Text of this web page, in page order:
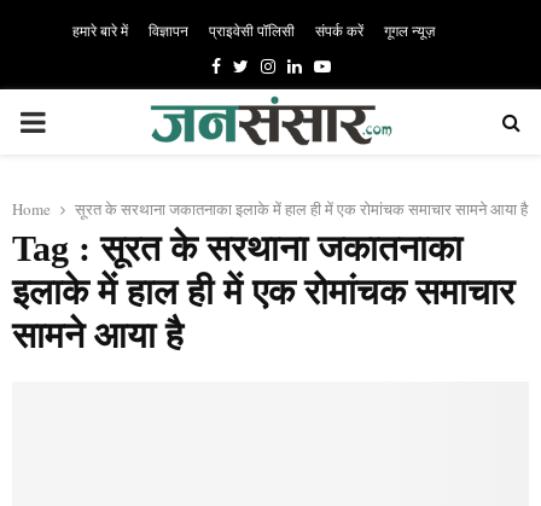
हमारे बारे में विज्ञापन प्राइवेसी पॉलिसी संपर्क करें गूगल न्यूज़
Facebook
TwitterInstagram
LinkedinYoutube
PRIMARY
Home सूरत के सरथाना जकातनाका इलाके में हाल ही में एक रोमांचक समाचार सामने आया है
Tag : सूरत के सरथाना जकातनाका
इलाके में हाल ही में एक रोमांचक समाचार
सामने आया है